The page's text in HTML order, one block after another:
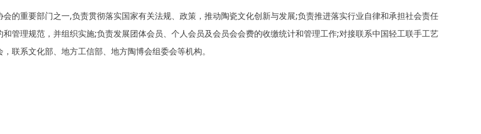
的重要部门之一,负责贯彻落实国家有关法规、政策，推动陶瓷文化创新与发展;负责推进落实行业自律和承担社会责任
管理规范，并组织实施;负责发展团体会员、个人会员及会员会会费的收缴统计和管理工作;对接联系中国轻工联手工艺
联系文化部、地方工信部、地方陶博会组委会等机构。